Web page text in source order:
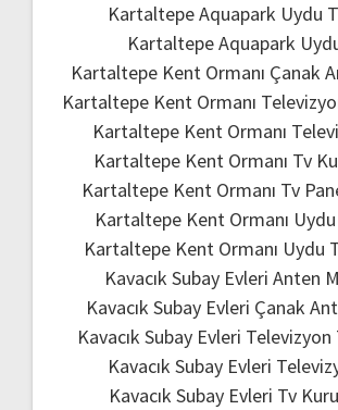
Kartaltepe Aquapark Uydu
Kartaltepe Aquapark
Kartaltepe Kent Ormanı Çanak
Kartaltepe Kent Ormanı
Kartaltepe Kent Ormanı
Kartaltepe Kent Ormanı Tv
Kartaltepe Kent Ormanı Tv
Kartaltepe Kent Ormanı
Kartaltepe Kent Ormanı Uydu
Kavacık Subay Evleri Anten
Kavacık Subay Evleri Çanak
Kavacık Subay Evleri
Kavacık Subay Evleri
Kavacık Subay Evleri Tv